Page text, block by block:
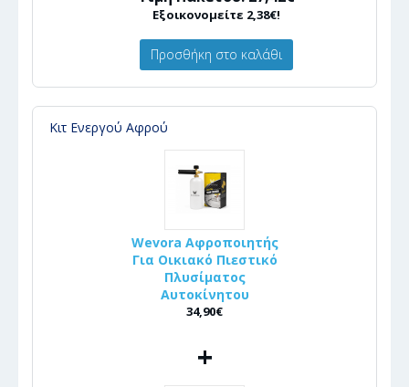
Εξοικονομείτε 2,38€!
Προσθήκη στο καλάθι
Κιτ Ενεργού Αφρού
Wevora Αφροποιητής
Για Οικιακό Πιεστικό
Πλυσίματος
Αυτοκίνητου
34,90€
+